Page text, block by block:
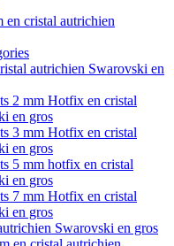
en cristal autrichien
autrichien Swarovski en
2 mm Hotfix en cristal
en gros
3 mm Hotfix en cristal
en gros
5 mm hotfix en cristal
en gros
7 mm Hotfix en cristal
en gros
Swarovski en gros